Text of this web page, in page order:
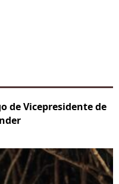
de Vicepresidente de